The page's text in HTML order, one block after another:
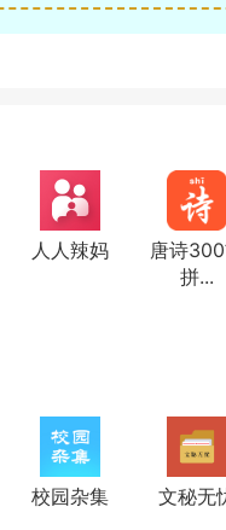
人人辣妈
唐诗
拼...
校园杂集 文秘无